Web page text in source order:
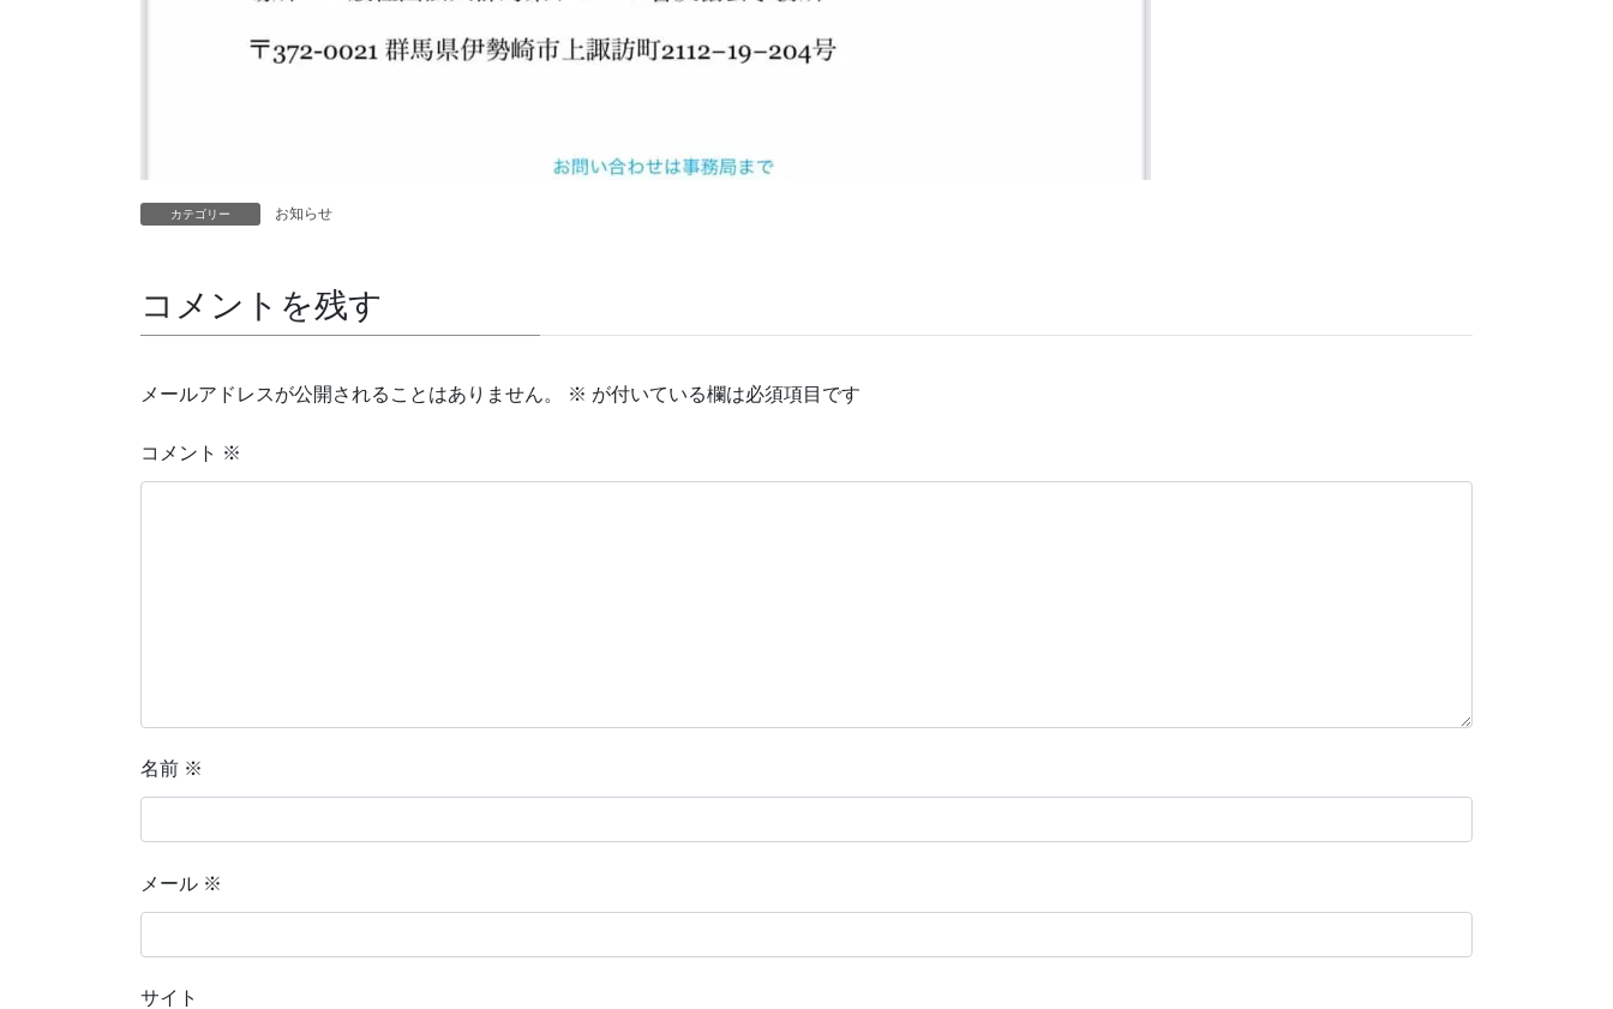
カテゴリー お知らせ
コメントを残す
メールアドレスが公開されることはありません。 ※ が付いている欄は必須項目です
コメント ※
名前 ※
メール ※
サイト